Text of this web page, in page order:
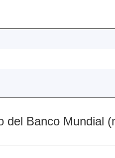
del Banco Mundial